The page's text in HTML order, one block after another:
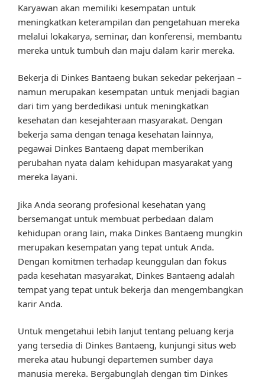
Karyawan akan memiliki kesempatan untuk
meningkatkan keterampilan dan pengetahuan mereka
melalui lokakarya, seminar, dan konferensi, membantu
mereka untuk tumbuh dan maju dalam karir mereka.
Bekerja di Dinkes Bantaeng bukan sekedar pekerjaan –
namun merupakan kesempatan untuk menjadi bagian
dari tim yang berdedikasi untuk meningkatkan
kesehatan dan kesejahteraan masyarakat. Dengan
bekerja sama dengan tenaga kesehatan lainnya,
pegawai Dinkes Bantaeng dapat memberikan
perubahan nyata dalam kehidupan masyarakat yang
mereka layani.
Jika Anda seorang profesional kesehatan yang
bersemangat untuk membuat perbedaan dalam
kehidupan orang lain, maka Dinkes Bantaeng mungkin
merupakan kesempatan yang tepat untuk Anda.
Dengan komitmen terhadap keunggulan dan fokus
pada kesehatan masyarakat, Dinkes Bantaeng adalah
tempat yang tepat untuk bekerja dan mengembangkan
karir Anda.
Untuk mengetahui lebih lanjut tentang peluang kerja
yang tersedia di Dinkes Bantaeng, kunjungi situs web
mereka atau hubungi departemen sumber daya
manusia mereka. Bergabunglah dengan tim Dinkes